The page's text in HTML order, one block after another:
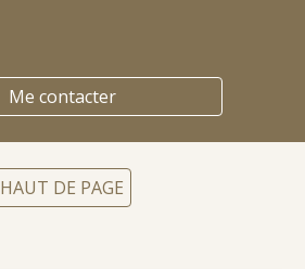
Me contacter
HAUT DE PAGE